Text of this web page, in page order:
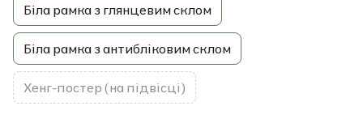
Біла рамка з глянцевим склом
Біла рамка з антибліковим склом
Хенг-постер (на підвісці)